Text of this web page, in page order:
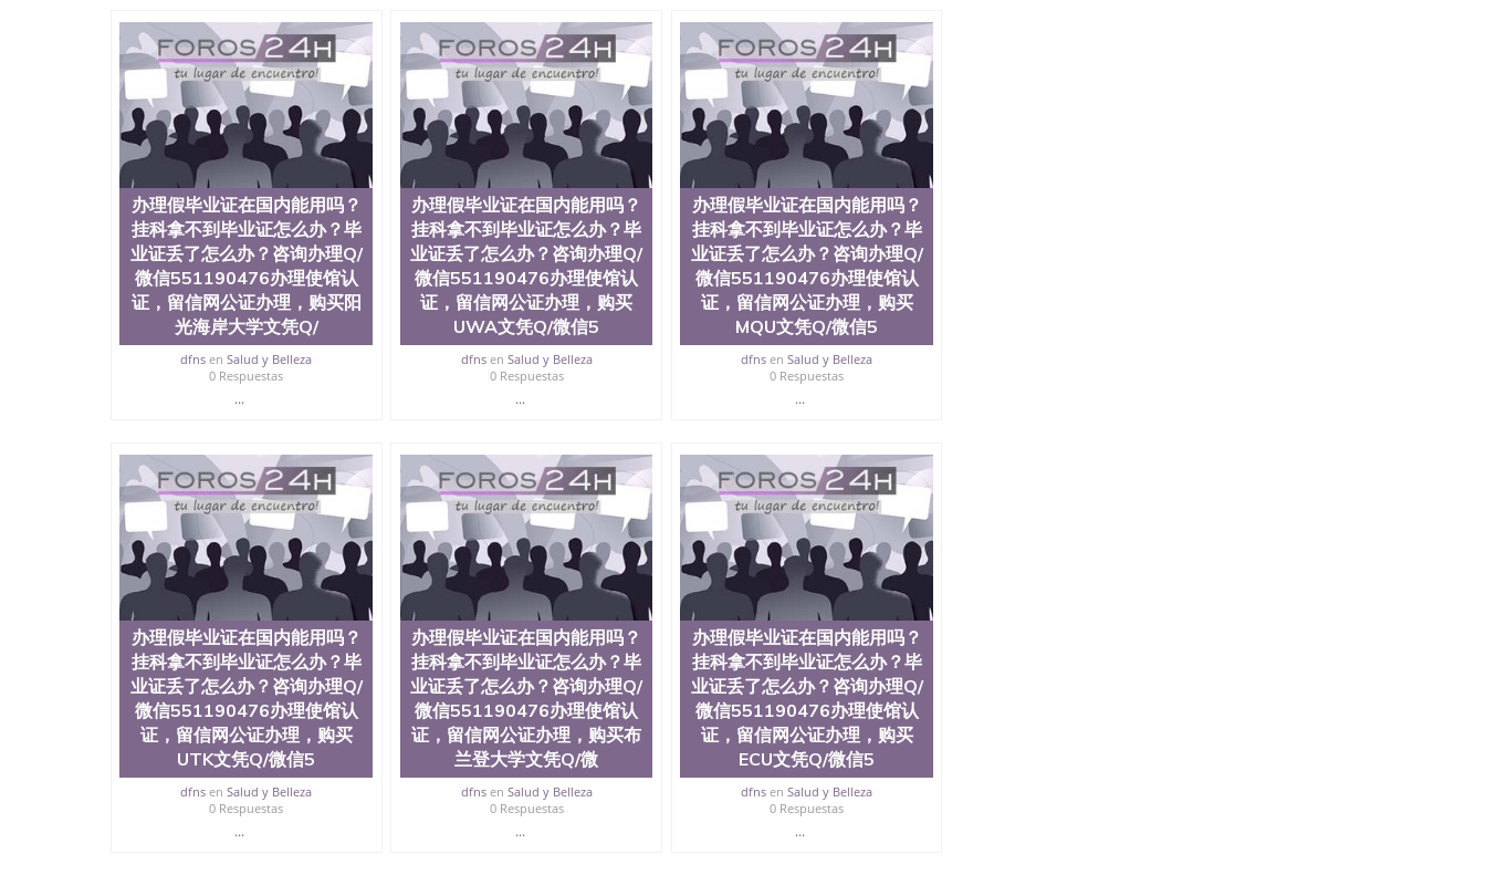
国外大学有毕业证QQ微信551190476办理国外毕业证价格QQ微信551190476国外编号查询QQ微信
551190476办理国外文凭要交定金吗QQ微信551190476办国外可查文凭QQ微信551190476网上购买真文凭
可信吗QQ微信551190476学士学位证书查询机构QQ微信551190476 国外资格证书办理QQ微信551190476如
何办理学历认证QQ微信551190476海外文凭认证办理QQ微信551190476 圣何塞州立大学（San Jose State
University, 又译为“圣荷西州立大学”）成立于1857年，简称SJSU，是加州历史悠久的大学之一，也是美西
地区的公立大学之一。位于圣何塞市San Jose中心，占地154公顷。它是一所位于加利福尼亚州的著名综
合性公立大学，它以极高的就业率，全美名列前茅的毕业薪资，浓厚的多元化学术氛围，杰出的本科教育
质量，被《福克斯》杂志评选为全美50强公立综合性大学，每年有来自世界各地的成百上千的海外学生前
往求学。 至今，这是一所在世界上享有学术地位、声誉、实习机会和影响力的高等教育机构，并获誉为美
国本科教育质量的核心代表。其计算机系与会计系更是在当今美国大学教学排名中表现优异。其毕业生大
多可以在其所处地域的世界硅谷中心得到工作机会。许多硅谷公司甚至在学生大三和大四的学期提供许多
相应科系的实习机会。无论是加州大学系统(UC)，还是加州州立大学系统(CSU), 圣何塞州立大学都占据着
加州所有大学中的地理位置。 圣何塞州立大学座落于硅谷(Silicon Valley), 于附近的旧金山-圣何塞地区为全
美的重要科技中心。约有学生三万人，超过134种学士学科和65个硕士学科，并有来自世界60余国的学生
来此就读。其有名的科系如计算机科学，电子工程学，工商管理学，艺术设计，和航空学等，深受性肯定
及好评；而各种大学部和研究所的商学课程也吸引了众多不同国家的专业人士前来研究与学习。 二、办理
流程： 1、收集客户办理信息； 2、客户付定金下单； 3、公司确认到账转制作点做电子图； 4、电子图做
好发给客户确认； 5、电子图确认好转成品部做成品； 6、成品做好拍照或者视频确认再付余款； 7、快递
给客户（国内顺丰，国外DHL）。 三、真实网上可查的证明材料 1、教育部学历学位认证，留服真实存档
科学院、教育学院、工程学院、健康与人类发展学院、信息工程与科学学院、人文学院、护理学院、科学
学院等。学校的教育学院排名在全美前十名，工学院排名在前十五名，且继续攀升中。纽约大学为学生们
提供本科、硕士及博士学位。学校的专业课程包括：会计学、MBA、财务、教育、建筑工程、经济、医
学、护理、文学、音乐、生物学、统计学、美术、电子工程、天文学、农业、环境污染控制、历史、电气
工程、生物工程、建筑设计、工商管理、材料科学、机械工程、航天工程、土木工程、数学、化学、英
语、社会科学、心理学、戏剧、市场营销、机械工程、计算机科学、物理学、人工智能、商科、金融专业
1、客户提供相关材料，确定客户办理信息，给出操作方案； 2、补充毕业证成绩单等相关材料； 3、留服
注册申请账号，付定金； 4、预约递交时间，公司人员陪同客户本人一起去留服递交材料； 5、等待结果，
完成结果书留服直接邮寄给客户 6、客户确认收到结果，付余款。 我们对海外大学及学院的毕业证成绩单
所使用的材料，尺寸大小，防伪结构（包括：水印，阴影底纹，钢印LOGO烫金烫银，LOGO烫金烫银复合
重叠。 文字图案浮雕，激光镭射，紫外荧光，温感，复印防伪）都有原版本文凭对照。质量得到了广大海
外客户群体的认可，同时和海外学校留学中介， 同时能做到与时俱进，及时掌握各大院校的（毕业证，成
绩单，资格证，学生卡，结业证，录取通知书，在读证明等相关材料）的版本更新信息， 能够在时间掌握
的海外学历文凭的样版，尺寸大小，纸张材质，防伪技术等等，并在时间收集到原版实物，以求达到客户
的需求。 我们的优势： 我们在保证合理定价的同时，坚持较高性价比，通过品质和效率不断优化，为您倾
情诠释什么是高性价比。 咨询顾问：Sam q/微信:551190476 Q/微信:551190476办理毕业证成绩单、教育
部认证,录取通知书，雅思，留学回国证明.
办理假毕业证在国内能用吗？
挂科拿不到毕业证怎么办？毕
业证丢了怎么办？咨询办理Q/
微信551190476办理使馆认
证，留信网公证办理，购买阳
光海岸大学文凭Q/
dfns enSalud y Belleza
0 Respuestas
...
办理假毕业证在国内能用吗？
挂科拿不到毕业证怎么办？毕
业证丢了怎么办？咨询办理Q/
微信551190476办理使馆认
证，留信网公证办理，购买
UWA文凭Q/微信5
dfnsen Salud y Belleza
0 Respuestas
...
办理假毕业证在国内能用吗？
挂科拿不到毕业证怎么办？毕
业证丢了怎么办？咨询办理Q/
微信551190476办理使馆认
证，留信网公证办理，购买
MQU文凭Q/微信5
dfns enSalud y Belleza
0 Respuestas
...
办理假毕业证在国内能用吗？
挂科拿不到毕业证怎么办？毕
业证丢了怎么办？咨询办理Q/
微信551190476办理使馆认
证，留信网公证办理，购买
UTK文凭Q/微信5
dfns enSalud y Belleza
0 Respuestas
...
办理假毕业证在国内能用吗？
挂科拿不到毕业证怎么办？毕
业证丢了怎么办？咨询办理Q/
微信551190476办理使馆认
证，留信网公证办理，购买布
兰登大学文凭Q/微
dfnsen Salud y Belleza
0 Respuestas
...
办理假毕业证在国内能用吗？
挂科拿不到毕业证怎么办？毕
业证丢了怎么办？咨询办理Q/
微信551190476办理使馆认
证，留信网公证办理，购买
ECU文凭Q/微信5
dfns enSalud y Belleza
0 Respuestas
...